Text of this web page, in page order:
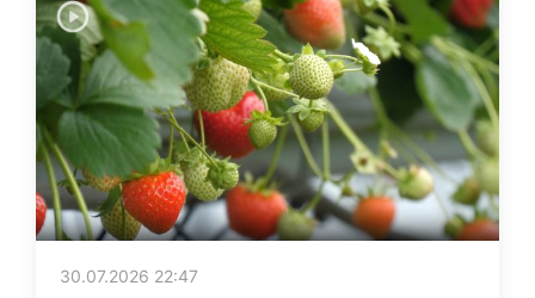
30.07.2026 22:47